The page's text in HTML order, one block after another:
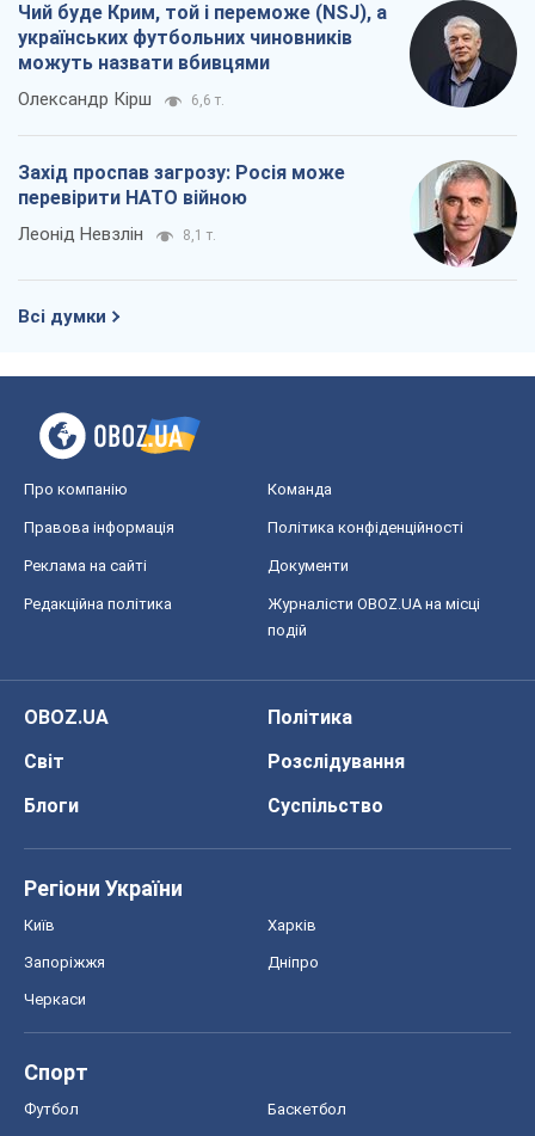
Чий буде Крим, той і переможе (NSJ), а
українських футбольних чиновників
можуть назвати вбивцями
Олександр Кірш 6,6 т.
Захід проспав загрозу: Росія може
перевірити НАТО війною
Леонід Невзлін 8,1 т.
Всі думки
Про компанію Команда
Правова інформація Політика конфіденційності
Реклама на сайті Документи
Редакційна політика
Журналісти OBOZ.UA на місці
подій
OBOZ.UA
Політика
Світ
Розслідування
Блоги
Суспільство
Регіони України
Київ Харків
Запоріжжя Дніпро
Черкаси
Спорт
Футбол Баскетбол